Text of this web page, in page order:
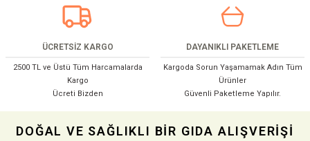
ÜCRETSİZ KARGO
2500 TL ve Üstü Tüm Harcamalarda
Kargo
Ücreti Bizden
DAYANIKLI PAKETLEME
Kargoda Sorun Yaşamamak Adın Tüm
Ürünler
Güvenli Paketleme Yapılır.
DOĞAL VE SAĞLIKLI BİR GIDA ALIŞVERİŞİ